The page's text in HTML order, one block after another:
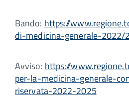
Bando: https://
di-medicina-generale-2022/
Avviso: https://
per-la-medicina-generale-
riservata-2022-2025